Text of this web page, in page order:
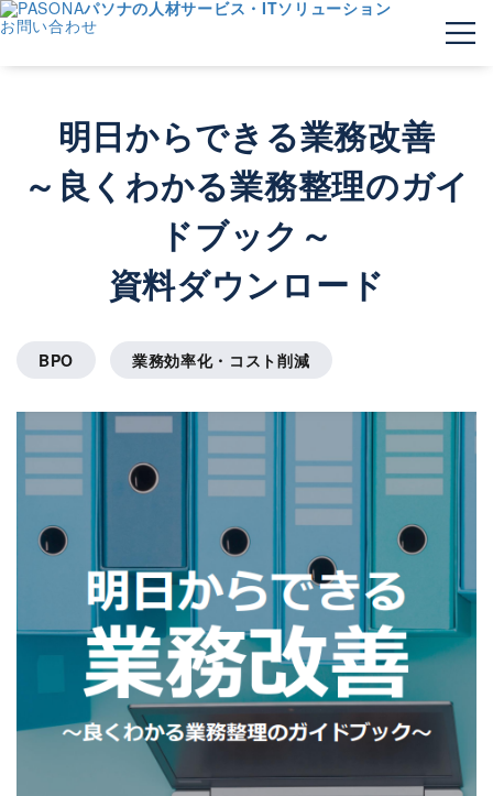
パソナの人材サービス・ITソリューション
お問い合わせ
明日からできる業務改善
～良くわかる業務整理のガイ
ドブック～
資料ダウンロード
BPO 業務効率化・コスト削減